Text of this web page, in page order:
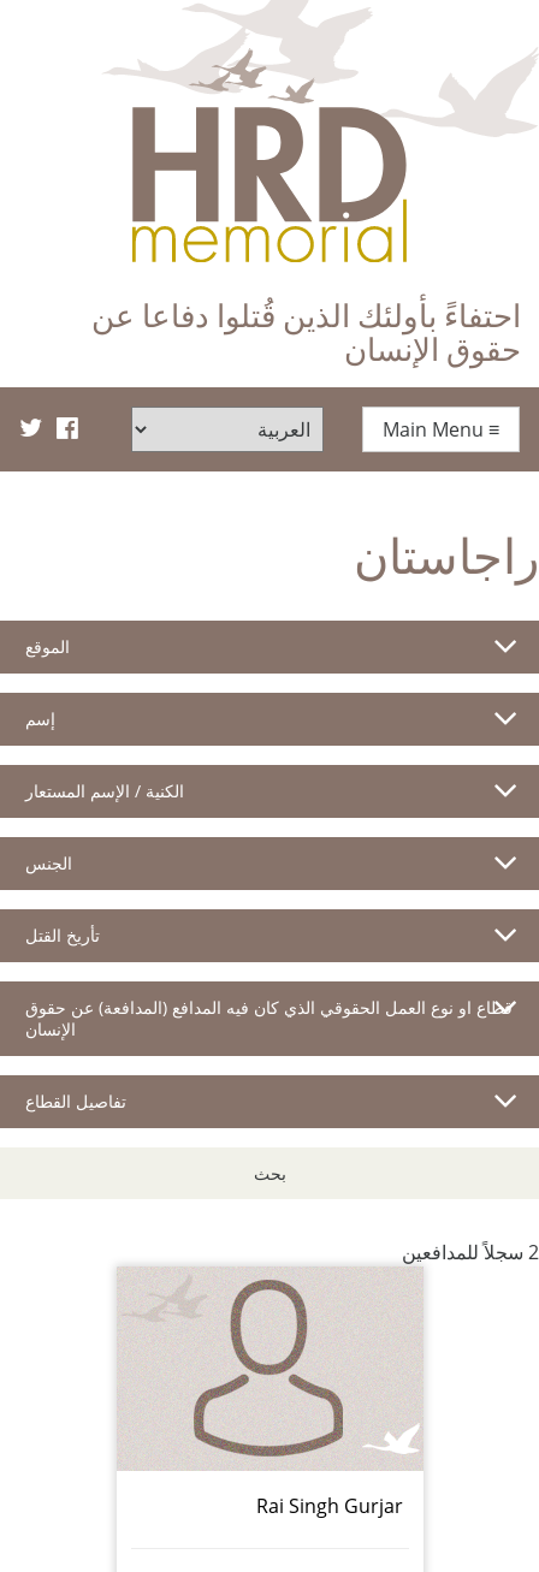
HRD Memorial – العَرَبِيَّة‎‎
احتفاءً بأولئك الذين قُتلوا دفاعا عن
حقوق الإنسان
≡
راجاستان
الموقع
إسم
الكنية / الإسم المستعار
الجنس
تأريخ القتل
قطاع او نوع العمل الحقوقي الذي كان فيه المدافع (المدافعة) عن حقوق
الإنسان
تفاصيل القطاع
بحث
2 سجلاً للمدافعين
Rai Singh Gurjar